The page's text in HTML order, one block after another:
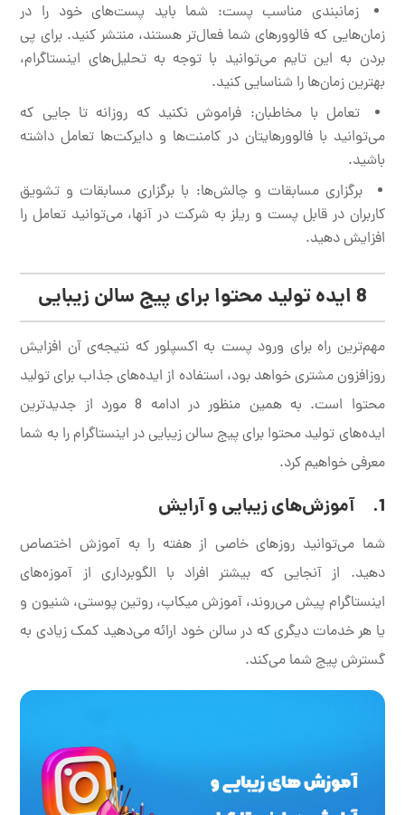
زمانبندی مناسب پست: شما باید پست‌های خود را در
زمان‌هایی که فالوورهای شما فعال‌تر هستند، منتشر کنید. برای پی
بردن به این تایم می‌توانید با توجه به تحلیل‌های اینستاگرام،
بهترین زمان‌ها را شناسایی کنید.
تعامل با مخاطبان: فراموش نکنید که روزانه تا جایی که
می‌توانید با فالوورهایتان در کامنت‌ها و دایرکت‌ها تعامل داشته
باشید.
برگزاری مسابقات و چالش‌ها: با برگزاری مسابقات و تشویق
کاربران در قابل پست و ریلز به شرکت در آنها، می‌توانید تعامل را
افزایش دهید.
8 ایده تولید محتوا برای پیج سالن زیبایی
مهم‌ترین راه برای ورود پست به اکسپلور که نتیجه‌ی آن افزایش
روزافزون مشتری خواهد بود، استفاده از ایده‌های جذاب برای تولید
محتوا است. به همین منظور در ادامه 8 مورد از جدیدترین
ایده‌های تولید محتوا برای پیج سالن زیبایی در اینستاگرام را به شما
معرفی خواهیم کرد.
1. آموزش‌های زیبایی و آرایش
شما می‌توانید روزهای خاصی از هفته را به آموزش اختصاص
دهید. از آنجایی که بیشتر افراد با الگوبرداری از آموزه‌های
اینستاگرام پیش می‌روند، آموزش میکاپ، روتین پوستی، شنیون و
یا هر خدمات دیگری که در سالن خود ارائه می‌دهید کمک زیادی به
گسترش پیج شما می‌کند.